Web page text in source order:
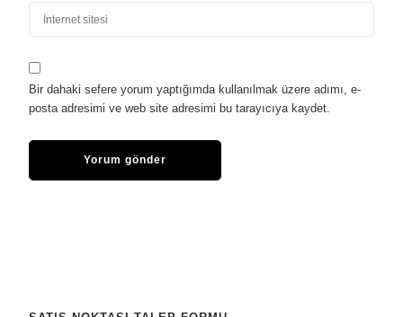
Bir dahaki sefere yorum yaptığımda kullanılmak üzere adımı, e-
posta adresimi ve web site adresimi bu tarayıcıya kaydet.